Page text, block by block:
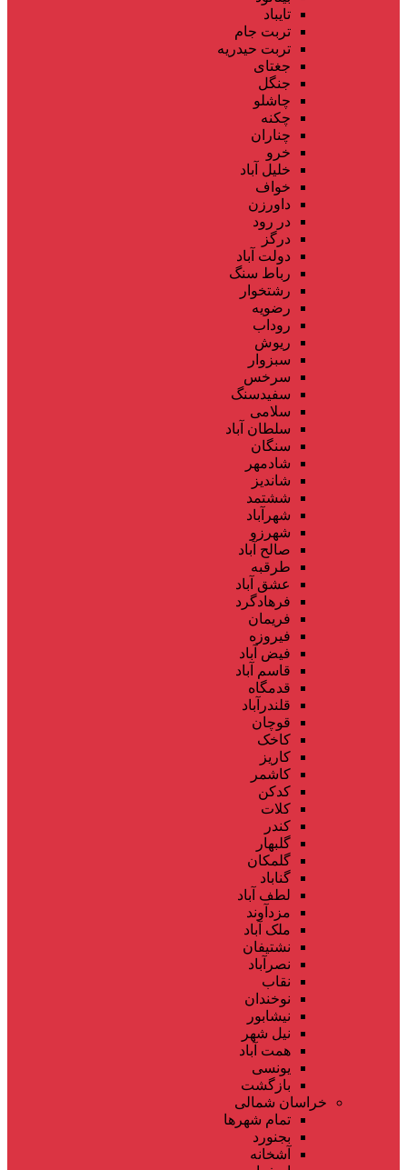
تایباد
تربت جام
تربت حیدریه
جغتای
جنگل
چاشلو
چکنه
چناران
خرو
خلیل آباد
خواف
داورزن
در رود
درگز
دولت آباد
رباط سنگ
رشتخوار
رضویه
روداب
ریوش
سبزوار
سرخس
سفیدسنگ
سلامی
سلطان آباد
سنگان
شادمهر
شاندیز
ششتمد
شهرآباد
شهرزو
صالح آباد
طرقبه
عشق آباد
فرهادگرد
فریمان
فیروزه
فیض آباد
قاسم آباد
قدمگاه
قلندرآباد
قوچان
کاخک
کاریز
کاشمر
کدکن
کلات
کندر
گلبهار
گلمکان
گناباد
لطف آباد
مزدآوند
ملک آباد
نشتیفان
نصرآباد
نقاب
نوخندان
نیشابور
نیل شهر
همت آباد
یونسی
بازگشت
خراسان شمالی
تمام شهر‌ها
بجنورد
آشخانه